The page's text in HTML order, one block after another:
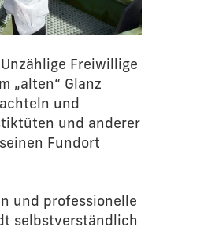
Freiwillige
„alten“ Glanz
und
und anderer
Fundort
und professionelle
selbstverständlich